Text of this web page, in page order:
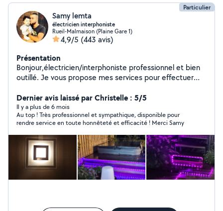
Particulier
Samy lemta
électricien interphoniste
Rueil-Malmaison (Plaine Gare 1)
4,9/5 (443 avis)
Présentation
Bonjour,électricien/interphoniste professionnel et bien
outillé. Je vous propose mes services pour effectuer
votre disposition pour toutes questions.Au plaisir de
vous lire.bien cordialement.Samy
Dernier avis laissé par Christelle : 5/5
Il y a plus de 6 mois
Au top ! Très professionnel et sympathique, disponible pour
rendre service en toute honnêteté et efficacité ! Merci Samy